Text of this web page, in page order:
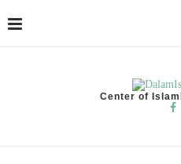
Center of